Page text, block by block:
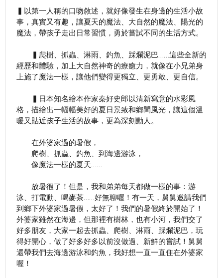
▍以第一人稱的口吻敘述，就好像發生在身邊的生活小故
事，真實又有趣，讓夏天的魔法、大自然的魔法、陽光的
魔法，帶孩子走出日常習慣，勇於嘗試不同的生活方式。
▍爬樹、抓蟲、淋雨、釣魚、踩爛泥巴……這些全新的
經歷和體驗，加上大自然神奇的療癒力，就像在小兄弟身
上施了魔法一樣，讓他們變得更獨立、更勇敢、更自信。
▍日本知名繪本作家秦好史郎以清新寫意的水彩風
格，描繪出一幅幅美好的夏日景致和鄉間風光，讓這個溫
暖又貼近孩子生活的故事，更為深刻動人。
在外婆家過的暑假，
爬樹、抓蟲、釣魚、到海邊游泳，
像魔法一樣的夏天……
放暑徦了！但是，我和弟弟每天都做一樣的事：游
泳、打電動、喝麥茶……好無聊喔！有一天，舅舅邀請我們
到鄉下外婆家過暑假，太好了！我們的暑假終於開始了！
外婆家雖然在海邊，但那裡有樹林，也有小河，我們交了
好多朋友，大家一起去抓蟲、爬樹、淋雨、踩爛泥巴，玩
得好開心，做了好多好多以前沒做過、新鮮的嘗試！舅舅
還帶我們去海邊游泳和釣魚，我好想一直一直住在外婆家
喔！